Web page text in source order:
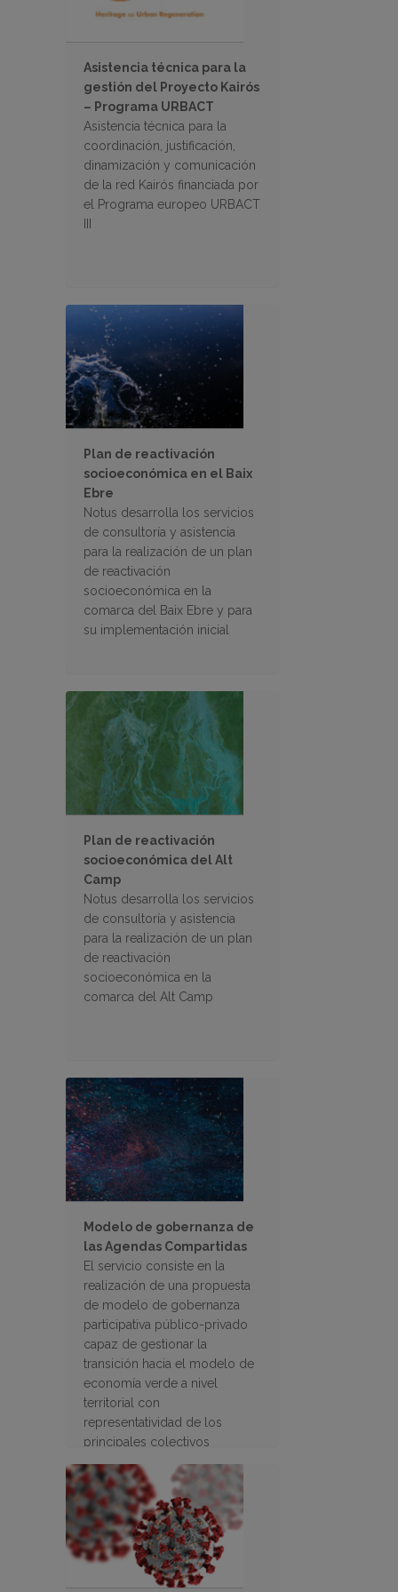
Asistencia técnica para la
gestión del Proyecto Kairós
– Programa URBACT
Asistencia técnica para la
coordinación, justificación,
dinamización y comunicación
de la red Kairós financiada por
el Programa europeo URBACT
Plan de reactivación
socioeconómica en el Baix
Ebre
Notus desarrolla los servicios
de consultoría y asistencia
para la realización de un plan
de reactivación
socioeconómica en la
comarca del Baix Ebre y para
su implementación inicial
Plan de reactivación
socioeconómica del Alt
Camp
Notus desarrolla los servicios
de consultoría y asistencia
para la realización de un plan
de reactivación
socioeconómica en la
comarca del Alt Camp
Modelo de gobernanza de
las Agendas Compartidas
El servicio consiste en la
realización de una propuesta
de modelo de gobernanza
participativa público-privado
capaz de gestionar la
transición hacia el modelo de
economía verde a nivel
territorial con
representatividad de los
principales colectivos
implicados